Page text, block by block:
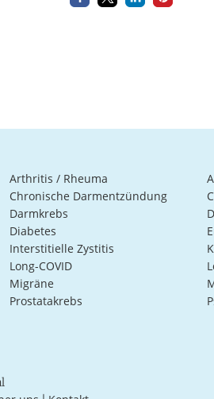
Arthritis / Rheuma
Chronische Darmentzündung
Darmkrebs
Diabetes
Interstitielle Zystitis
Long-COVID
Migräne
Prostatakrebs